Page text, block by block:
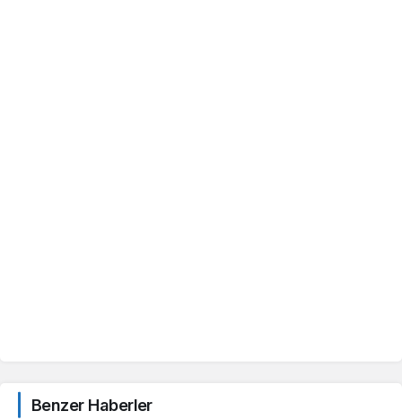
Benzer Haberler